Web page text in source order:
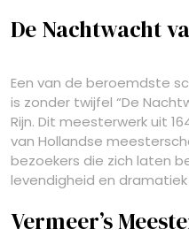
De Nachtwacht
Een van de beroemdste
is zonder twijfel “De
Rijn. Dit meesterwerk uit
van Hollandse
bezoekers die zich laten
levendigheid en
Vermeer’s